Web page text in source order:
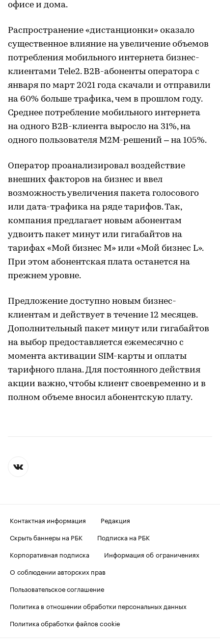
офисе и дома.
Распространение «дистанционки» оказало
существенное влияние на увеличение объемов
потребления мобильного интернета бизнес-
клиентами Tele2. B2B-абоненты оператора с
января по март 2021 года скачали и отправили
на 60% больше трафика, чем в прошлом году.
Среднее потребление мобильного интернета
на одного B2B-клиента выросло на 31%, на
одного пользователя М2М-решений – на 105%.
Оператор проанализировал воздействие
внешних факторов на бизнес и ввел
возможность увеличения пакета голосового
или дата-трафика на ряде тарифов. Так,
компания предлагает новым абонентам
удвоить пакет минут или гигабайтов на
тарифах «Мой бизнес М» или «Мой бизнес L».
При этом абонентская плата останется на
прежнем уровне.
Предложение доступно новым бизнес-
клиентам и действует в течение 12 месяцев.
Дополнительный пакет минут или гигабайтов
на выбор предоставляется ежемесячно с
момента активации SIM-карты и оплаты
тарифного плана. Для постоянного действия
акции важно, чтобы клиент своевременно и в
полном объеме вносил абонентскую плату.
Контактная информация
Редакция
Скрыть баннеры на РБК
Подписка на РБК
Корпоративная подписка
Информация об ограничениях
О соблюдении авторских прав
Пользовательское соглашение
Политика в отношении обработки персональных данных
Политика обработки файлов cookie